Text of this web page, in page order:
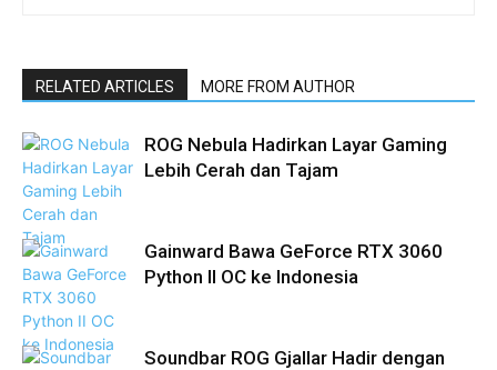
RELATED ARTICLES MORE FROM AUTHOR
ROG Nebula Hadirkan Layar Gaming
Lebih Cerah dan Tajam
Gainward Bawa GeForce RTX 3060
Python II OC ke Indonesia
Soundbar ROG Gjallar Hadir dengan